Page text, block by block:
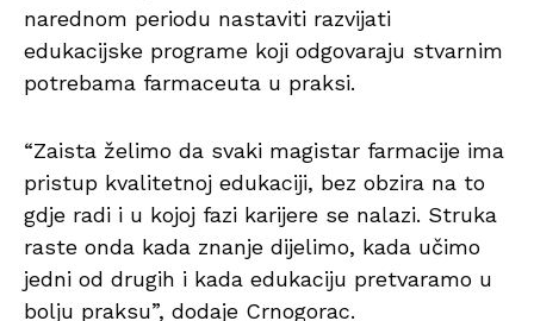
narednom periodu nastaviti razvijati
edukacijske programe koji odgovaraju stvarnim
potrebama farmaceuta u praksi.
“Zaista želimo da svaki magistar farmacije ima
pristup kvalitetnoj edukaciji, bez obzira na to
gdje radi i u kojoj fazi karijere se nalazi. Struka
raste onda kada znanje dijelimo, kada učimo
jedni od drugih i kada edukaciju pretvaramo u
bolju praksu”, dodaje Crnogorac.